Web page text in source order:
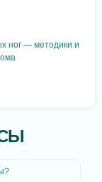
ног — методики и